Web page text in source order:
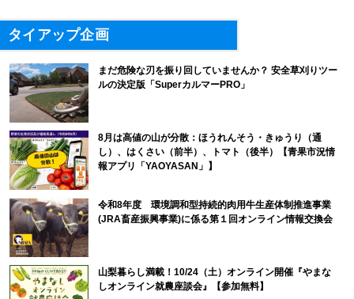
タイアップ企画
まだ危険な刃を振り回していませんか？ 安全草刈りツー
ルの決定版「SuperカルマーPRO」
8月は高値の山が分散：ほうれんそう・きゅうり（通
し）、はくさい（前半）、トマト（後半）【青果市況情
報アプリ「YAOYASAN」】
令和8年度 環境調和型持続的肉用牛生産体制推進事業
(JRA畜産振興事業)に係る第１回オンライン情報交換会
山梨暮らし満載！10/24（土）オンライン開催『やまな
しオンライン就農座談会』【参加無料】